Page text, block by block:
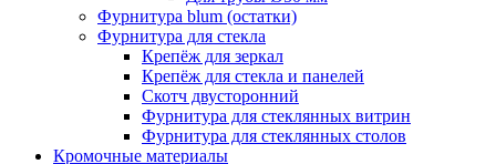
Фурнитура blum (остатки)
Фурнитура для стекла
Крепёж для зеркал
Крепёж для стекла и панелей
Скотч двусторонний
Фурнитура для стеклянных витрин
Фурнитура для стеклянных столов
Кромочные материалы